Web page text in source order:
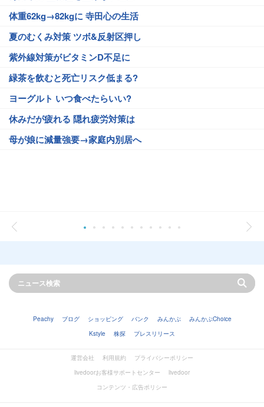
体重62kg→82kgに 寺田心の生活
夏のむくみ対策 ツボ&反射区押し
紫外線対策がビタミンD不足に
緑茶を飲むと死亡リスク低まる?
ヨーグルト いつ食べたらいい?
休みだが疲れる 隠れ疲労対策は
母が娘に減量強要→家庭内別居へ
Peachy ブログ ショッピング バンク みんかぶ
みんかぶChoice
Kstyle
株探 プレスリリース
運営会社 利用規約
プライバシーポリシー
livedoorお客様サポートセンター
livedoor
コンテンツ・広告ポリシー